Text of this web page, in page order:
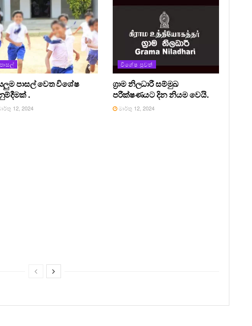
පාසල්
පාසල් වෙත විශේෂ
.
12, 2024
විශේෂ පුවත්
ග්‍රාම නිලධාරී සම්මුඛ
පරීක්ෂණයට දින නියම වෙයි.
මාර්තු 12, 2024